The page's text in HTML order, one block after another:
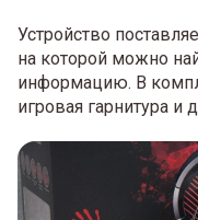
Устройство
на которой можно
информацию. В
игровая гарнитура и